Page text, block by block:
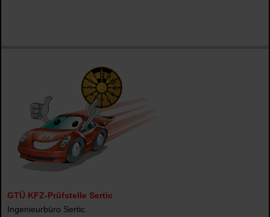
GTÜ KFZ-Prüfstelle Sertic
Ingenieurbüro Sertic